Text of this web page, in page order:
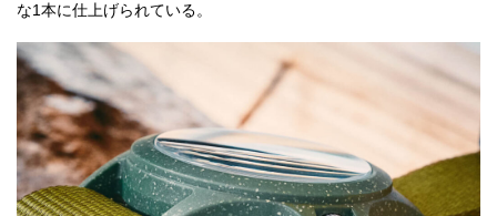
な1本に仕上げられている。